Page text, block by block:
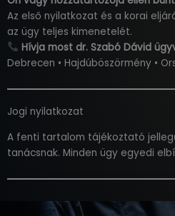
Az első nyilatkozat és a korai
az ügy teljes kimenetelét.
Hívja most dr. Szabó Dávid
Debrecen • Hajdúböszörmény •
Jogi nyilatkozat
A fenti tartalom tájékoztató
tanácsnak. Minden ügy egyedi